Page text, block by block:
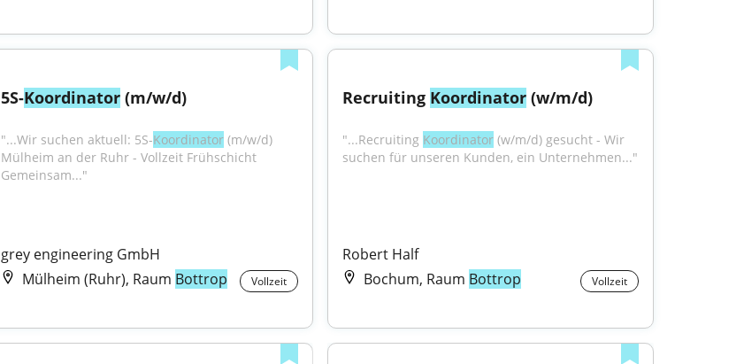
5S-Koordinator (m/w/d)
"...Wir suchen aktuell: 5S-Koordinator (m/w/d)
Mülheim an der Ruhr - Vollzeit Frühschicht
Gemeinsam..."
grey engineering GmbH
Mülheim (Ruhr), Raum Bottrop Vollzeit
Recruiting Koordinator (w/m/d)
"...Recruiting Koordinator (w/m/d) gesucht - Wir
suchen für unseren Kunden, ein Unternehmen..."
Robert Half
Bochum, Raum Bottrop Vollzeit